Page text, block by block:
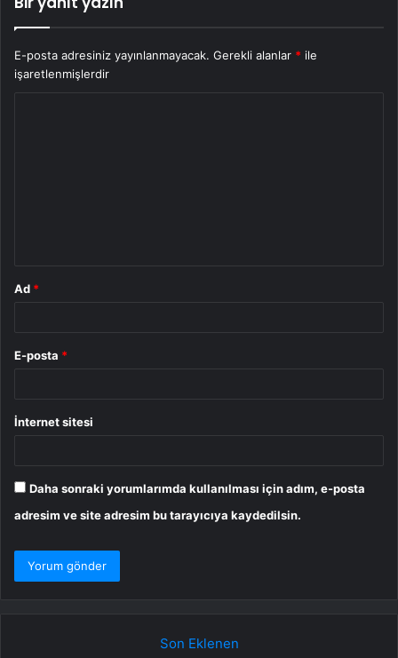
E-posta adresiniz yayınlanmayacak. Gerekli alanlar * ile
işaretlenmişlerdir
Ad *
E-posta *
İnternet sitesi
Daha sonraki yorumlarımda kullanılması için adım, e-posta
adresim ve site adresim bu tarayıcıya kaydedilsin.
Son Eklenen